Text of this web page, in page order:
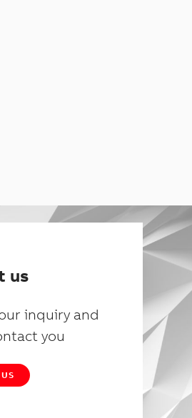
us
inquiry and
you